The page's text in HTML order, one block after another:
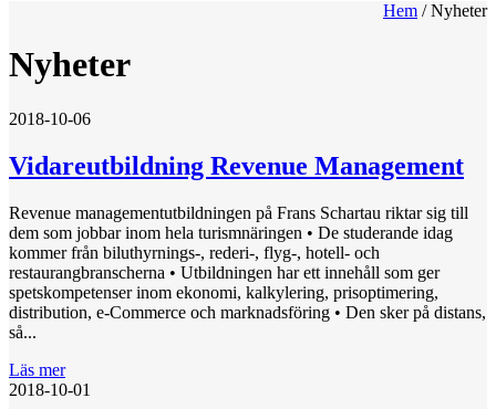
Hem /Nyheter
Nyheter
2018-10-06
Vidareutbildning Revenue Management
Revenue managementutbildningen på Frans Schartau riktar sig till
dem som jobbar inom hela turismnäringen • De studerande idag
kommer från biluthyrnings-, rederi-, flyg-, hotell- och
restaurangbranscherna • Utbildningen har ett innehåll som ger
spetskompetenser inom ekonomi, kalkylering, prisoptimering,
distribution, e-Commerce och marknadsföring • Den sker på distans,
så...
Läs mer
2018-10-01